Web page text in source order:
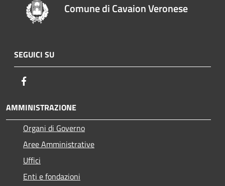
Comune di Cavaion Veronese
SEGUICI SU
AMMINISTRAZIONE
Organi di Governo
Aree Amministrative
Uffici
Enti e fondazioni